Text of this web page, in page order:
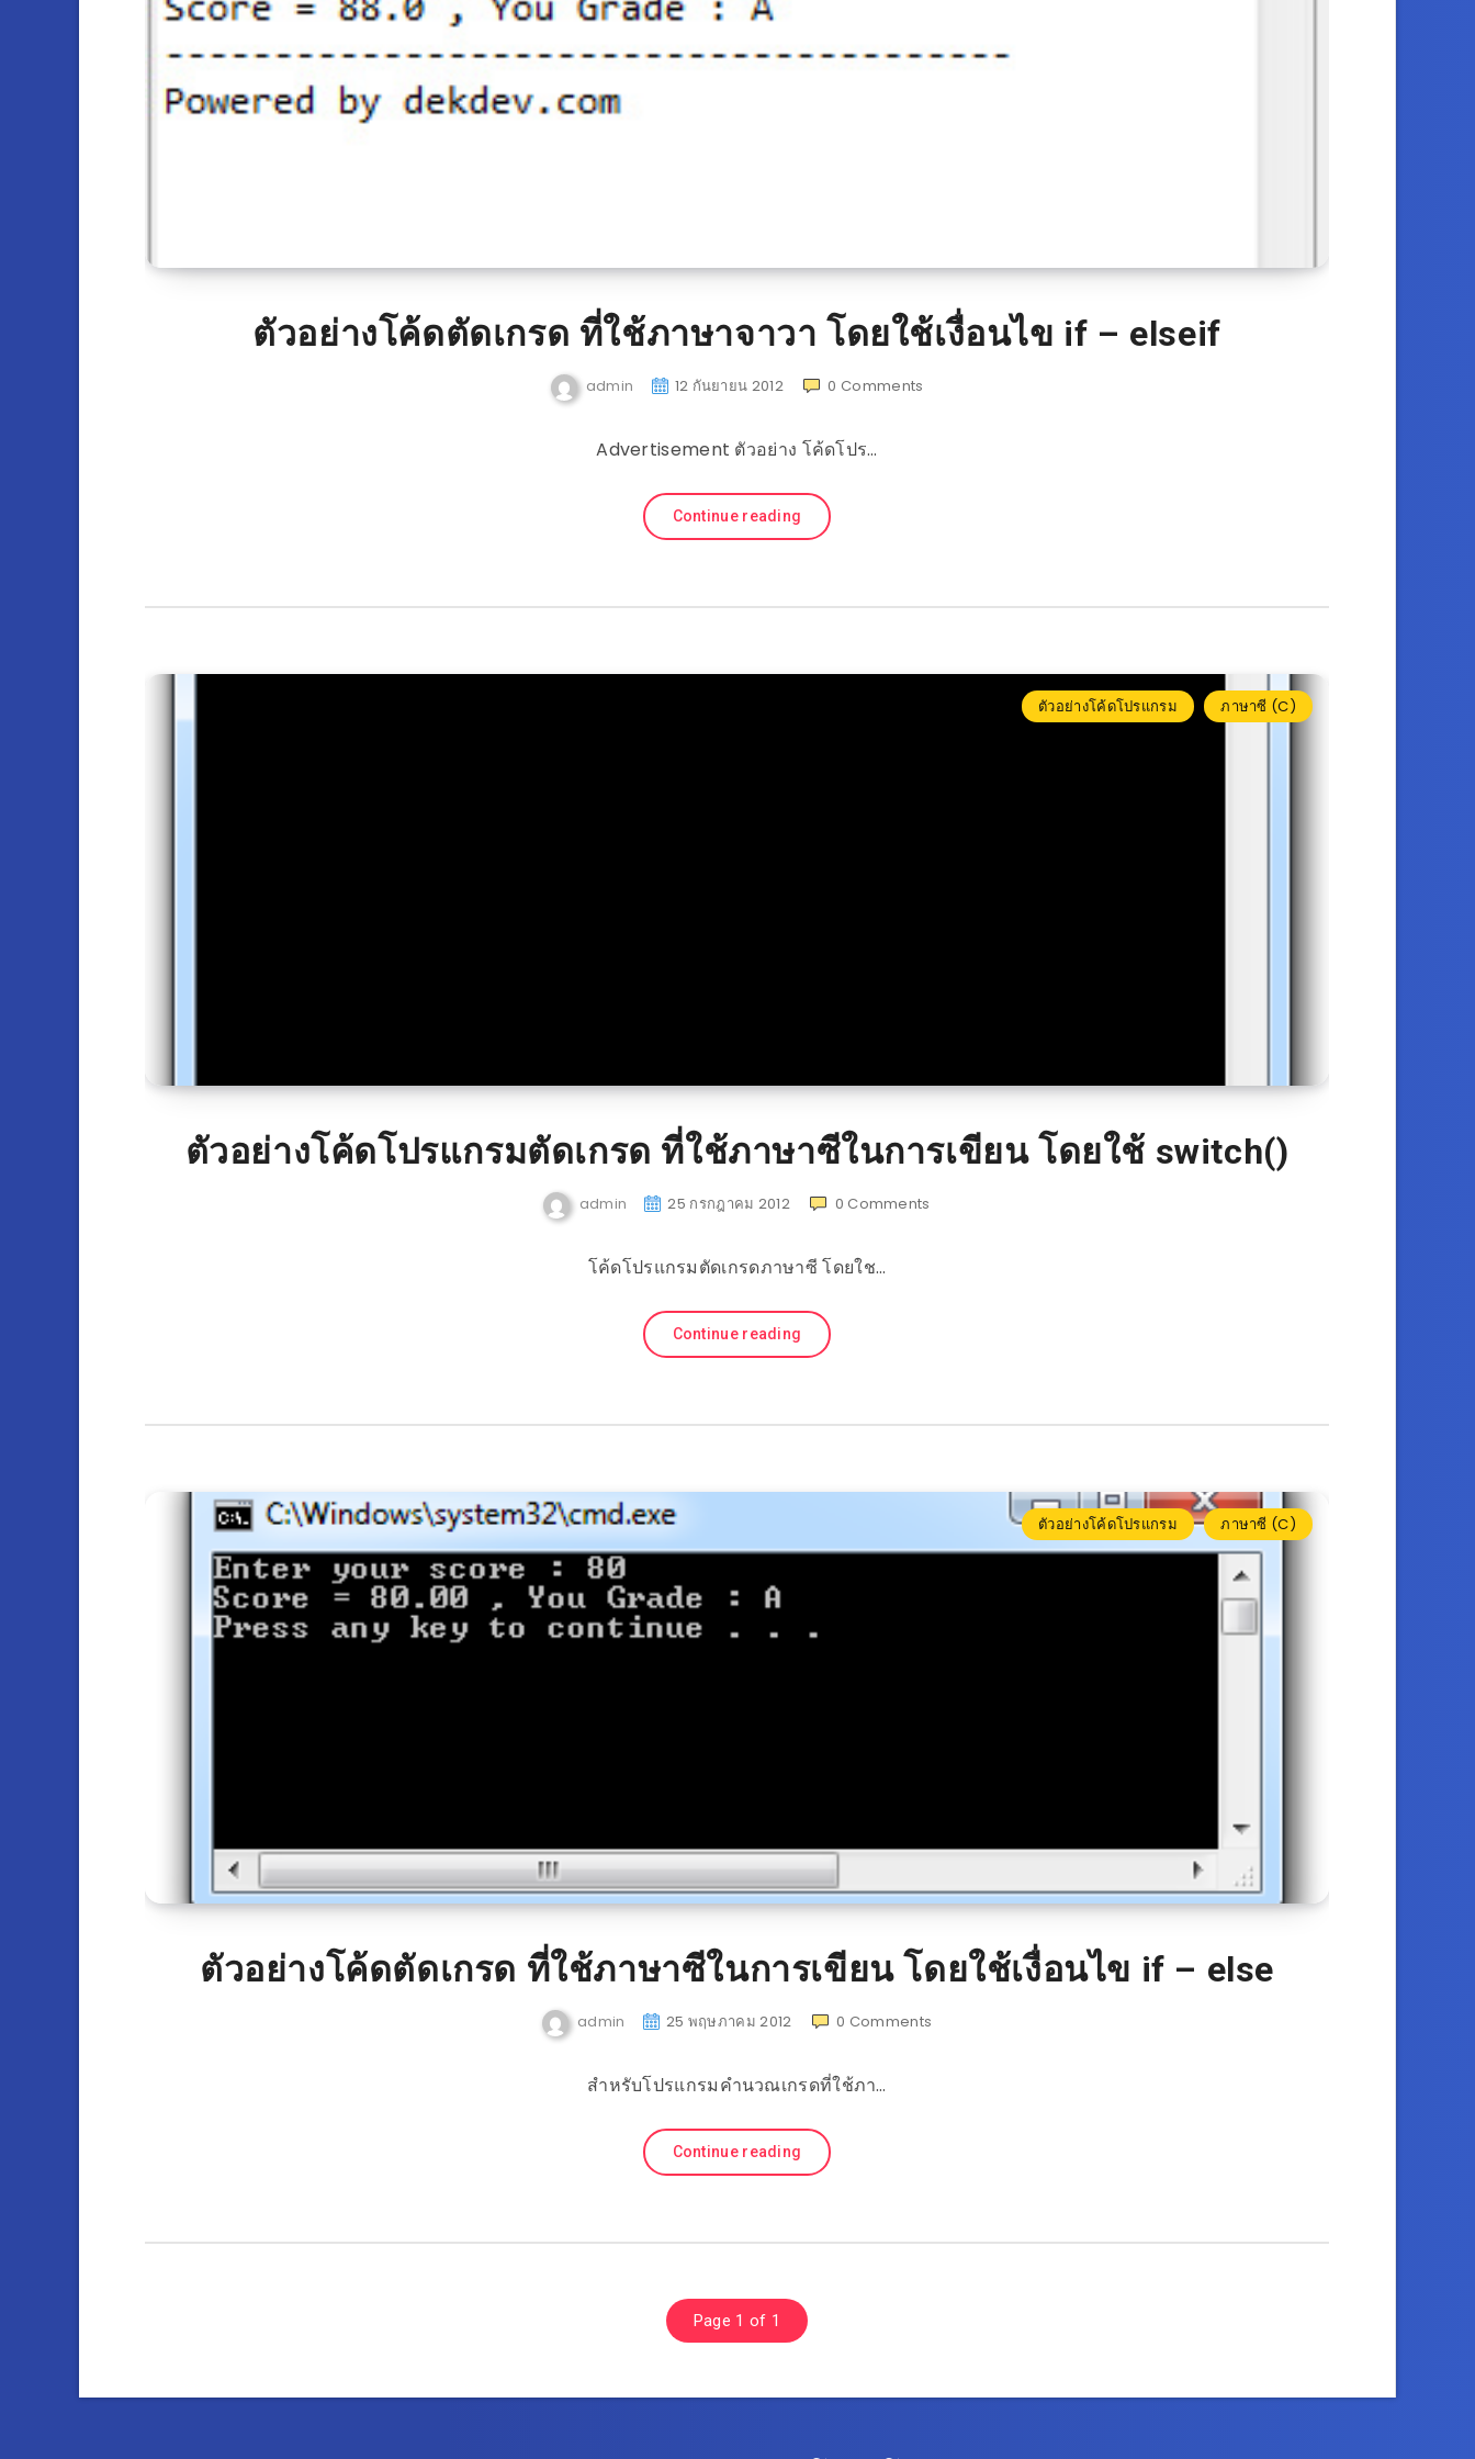
ตัวอย่างโค้ดตัดเกรด ที่ใช้ภาษาจาวา โดยใช้เงื่อนไข if – elseif
admin 12 กันยายน 2012 0 Comments
Advertisement ตัวอย่าง โค้ดโปร…
Continue reading
ตัวอย่างโค้ดโปรแกรม ภาษาซี (C)
ตัวอย่างโค้ดโปรแกรมตัดเกรด ที่ใช้ภาษาซีในการเขียน โดยใช้ switch()
admin 25 กรกฎาคม 2012 0 Comments
โค้ดโปรแกรมตัดเกรดภาษาซี โดยใช…
Continue reading
ตัวอย่างโค้ดโปรแกรม ภาษาซี (C)
ตัวอย่างโค้ดตัดเกรด ที่ใช้ภาษาซีในการเขียน โดยใช้เงื่อนไข if – else
admin 25 พฤษภาคม 2012 0 Comments
สำหรับโปรแกรมคำนวณเกรดที่ใช้ภา…
Continue reading
Page 1 of 1